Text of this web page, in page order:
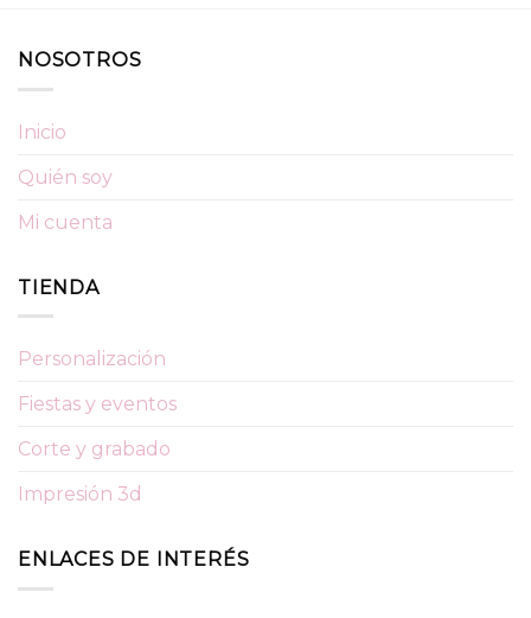
NOSOTROS
Inicio
Quién soy
Mi cuenta
TIENDA
Personalización
Fiestas y eventos
Corte y grabado
Impresión 3d
ENLACES DE INTERÉS